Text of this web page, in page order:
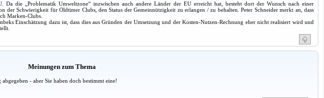
die „Problematik Umweltzone“ inzwischen auch andere Länder der EU erreicht hat, besteht dort der Wunsch nach einer
der Schwierigkeit für Oldtimer Clubs, den Status der Gemeinnützigkeit zu erlangen / zu behalten. Peter Schneider merkt an, dass
Marken-Clubs.
Einschätzung dazu ist, dass dies aus Gründen der Umsetzung und der Kosten-Nutzen-Rechnung eher nicht realisiert wird und
Meinungen zum Thema
- aber Sie haben doch bestimmt eine!